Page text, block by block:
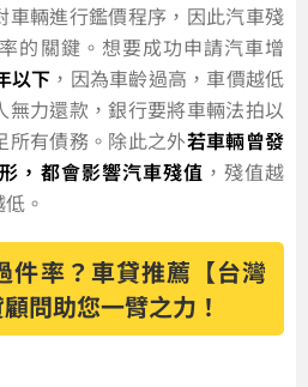
車輛進行鑑價程序，因此汽車殘
的關鍵。想要成功申請汽車增
以下 ，因為車齡過高，車價越低
無力還款，銀行要將車輛法拍以
所有債務。除此之外若車輛曾發
，都會影響汽車殘值 ，殘值越
。
件率？車貸推薦【台灣
問助您一臂之力！